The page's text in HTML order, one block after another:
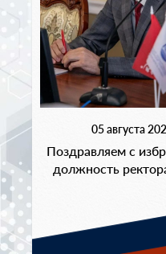
05 августа
Поздравляем с
должность